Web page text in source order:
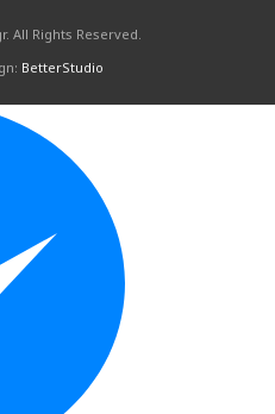
All Rights Reserved.
BetterStudio